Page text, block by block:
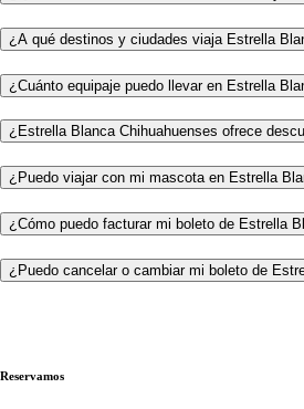
¿A qué destinos y ciudades viaja Estrella
¿Cuánto equipaje puedo llevar en Estrella
¿Estrella Blanca Chihuahuenses ofrece
¿Puedo viajar con mi mascota en Estrella
¿Cómo puedo facturar mi boleto de Estrella
¿Puedo cancelar o cambiar mi boleto de
Reservamos